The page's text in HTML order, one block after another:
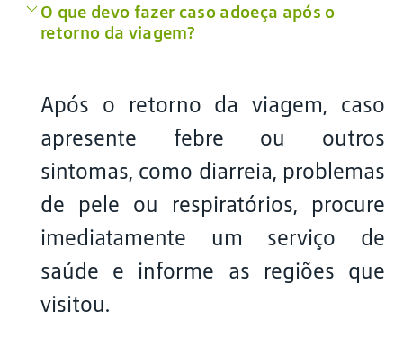
O que devo fazer caso adoeça após o
retorno da viagem?
Após o retorno da viagem, caso
apresente febre ou outros
sintomas, como diarreia, problemas
de pele ou respiratórios, procure
imediatamente um serviço de
saúde e informe as regiões que
visitou.